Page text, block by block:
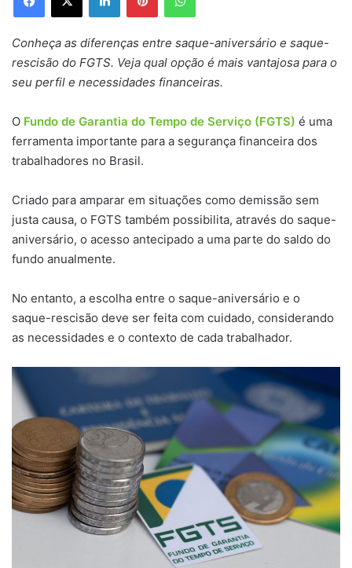
Conheça as diferenças entre saque-aniversário e saque-
rescisão do FGTS. Veja qual opção é mais vantajosa para o
seu perfil e necessidades financeiras.
O Fundo de Garantia do Tempo de Serviço (FGTS) é uma
ferramenta importante para a segurança financeira dos
trabalhadores no Brasil.
Criado para amparar em situações como demissão sem
justa causa, o FGTS também possibilita, através do saque-
aniversário, o acesso antecipado a uma parte do saldo do
fundo anualmente.
No entanto, a escolha entre o saque-aniversário e o
saque-rescisão deve ser feita com cuidado, considerando
as necessidades e o contexto de cada trabalhador.